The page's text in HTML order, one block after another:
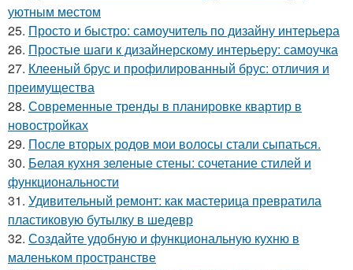
уютным местом
25. Просто и быстро: самоучитель по дизайну интерьера
26. Простые шаги к дизайнерскому интерьеру: самоучка
27. Клееный брус и профилированный брус: отличия и
преимущества
28. Современные тренды в планировке квартир в
новостройках
29. После вторых родов мои волосы стали сыпаться.
30. Белая кухня зеленые стены: сочетание стилей и
функциональности
31. Удивительный ремонт: как мастерица превратила
пластиковую бутылку в шедевр
32. Создайте удобную и функциональную кухню в
маленьком пространстве